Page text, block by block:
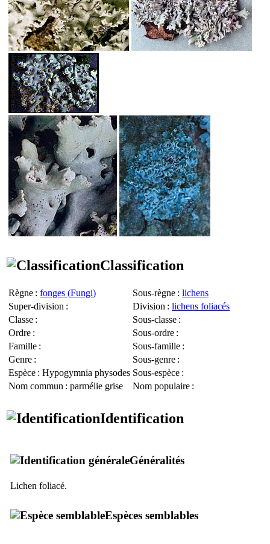
Classification
Règne : fonges (Fungi) Sous-règne : lichens
Super-division : Division : lichens foliacés
Classe : Sous-classe :
Ordre : Sous-ordre :
Famille : Sous-famille :
Genre : Sous-genre :
Espèce : Hypogymnia physodes Sous-espèce :
Nom commun : parmélie grise Nom populaire :
Identification
Généralités
Lichen foliacé.
Espèces semblables